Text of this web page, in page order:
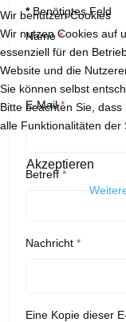
*Benötigtes Feld
Name*
E-Mail*
Betreff *
Nachricht *
Eine Kopie dieser
Wir benutzen Cookies
Wir nutzen Cookies auf
essenziell für den
Website und die
Sie können selbst
Bitte beachten Sie,
alle Funktionalitäten der
Akzeptieren